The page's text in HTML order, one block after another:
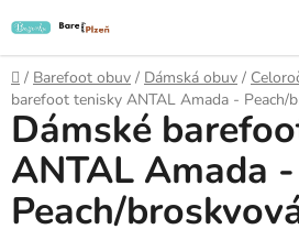
na
obsah
Domů
/ Barefoot obuv / Dámská obuv /
barefoot tenisky ANTAL Amada - Peach/
Dámské
ANTAL Amada -
Peach/